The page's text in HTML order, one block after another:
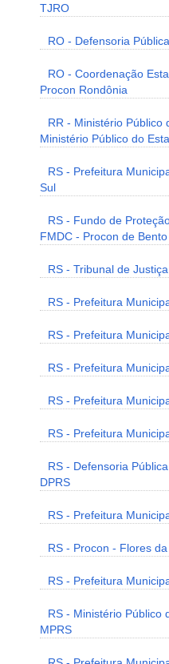
TJRO
RO - Defensoria
RO - Coordenação
Procon Rondônia
RR - Ministério Público
Ministério Público do
RS - Prefeitura
Sul
RS - Fundo de
FMDC - Procon de
RS - Tribunal de
RS - Prefeitura
RS - Prefeitura
RS - Prefeitura
RS - Prefeitura
RS - Prefeitura
RS - Defensoria
DPRS
RS - Prefeitura
RS - Procon - Flores
RS - Prefeitura
RS - Ministério Público
MPRS